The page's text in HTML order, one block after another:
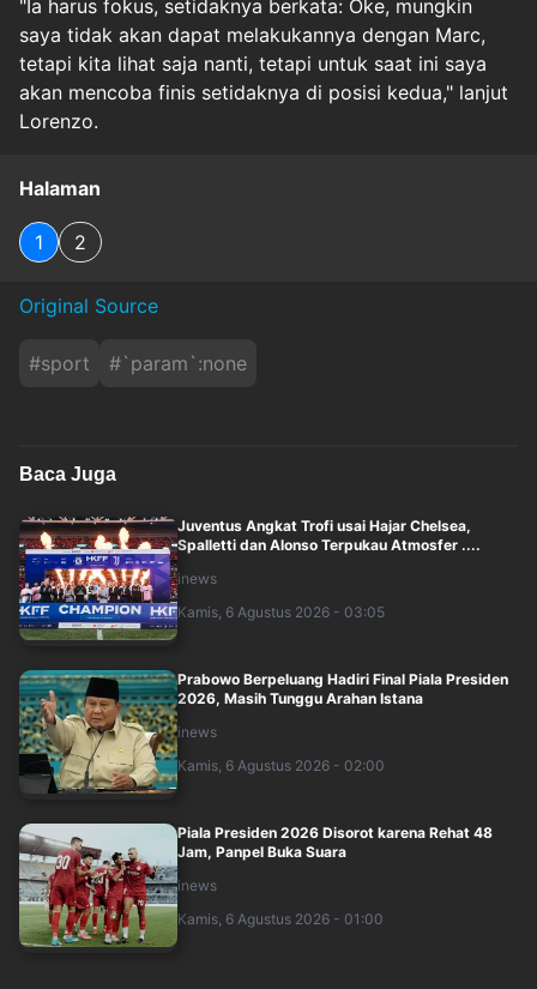
"Ia harus fokus, setidaknya berkata: Oke, mungkin
saya tidak akan dapat melakukannya dengan Marc,
tetapi kita lihat saja nanti, tetapi untuk saat ini saya
akan mencoba finis setidaknya di posisi kedua," lanjut
Lorenzo.
Halaman
1 2
Original Source
#sport #`param`:none
Baca Juga
Juventus Angkat Trofi usai Hajar Chelsea,
Spalletti dan Alonso Terpukau Atmosfer ....
inews
Kamis, 6 Agustus 2026 - 03:05
Prabowo Berpeluang Hadiri Final Piala Presiden
2026, Masih Tunggu Arahan Istana
inews
Kamis, 6 Agustus 2026 - 02:00
Piala Presiden 2026 Disorot karena Rehat 48
Jam, Panpel Buka Suara
inews
Kamis, 6 Agustus 2026 - 01:00